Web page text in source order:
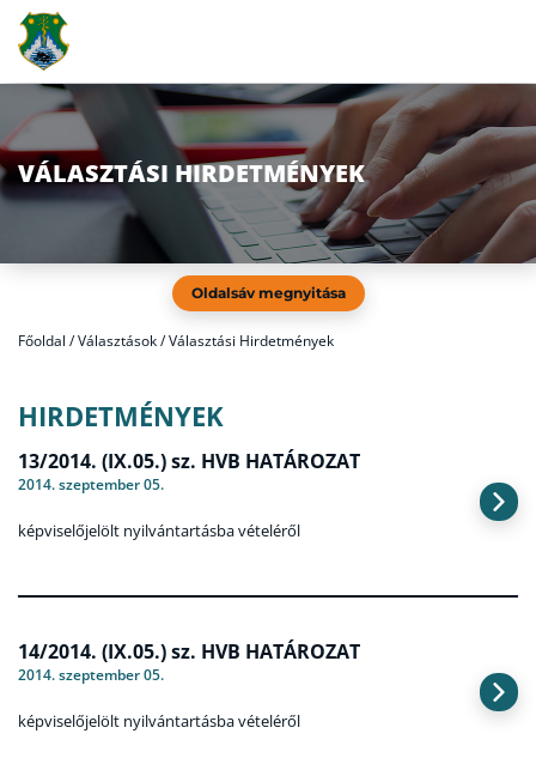
VÁLASZTÁSI HIRDETMÉNYEK
Oldalsáv megnyitása
Főoldal /Választások / Választási Hirdetmények
HIRDETMÉNYEK
13/2014. (IX.05.) sz. HVB HATÁROZAT
2014. szeptember 05.
képviselőjelölt nyilvántartásba vételéről
14/2014. (IX.05.) sz. HVB HATÁROZAT
2014. szeptember 05.
képviselőjelölt nyilvántartásba vételéről